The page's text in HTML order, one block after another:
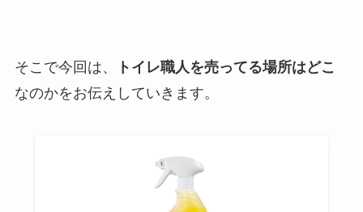
そこで今回は、
トイレ職人を売ってる場所はどこ
なのかをお伝えしていきます。